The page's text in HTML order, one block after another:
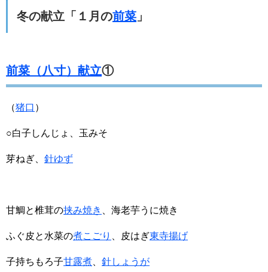
冬の献立「１月の前菜 」
前菜（八寸）献立①
（猪口 ）
○白子しんじょ、玉みそ
芽ねぎ、 針ゆず
甘鯛と椎茸の挟み焼き 、海老芋うに焼き
ふぐ皮と水菜の煮こごり 、皮はぎ東寺揚げ
子持ちもろ子甘露煮 針しょうが